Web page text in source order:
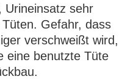
Urineinsatz sehr
Gefahr, dass
verschweißt wird,
eine benutzte Tüte